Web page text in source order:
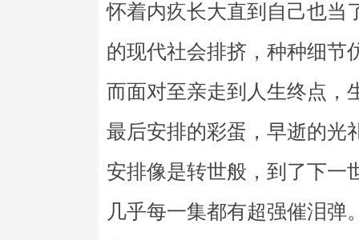
怀着内疚长大直到自己也当
的现代社会排挤，种种细节
而面对至亲走到人生终点，
最后安排的彩蛋，早逝的光
安排像是转世般，到了下一
几乎每一集都有超强催泪弹